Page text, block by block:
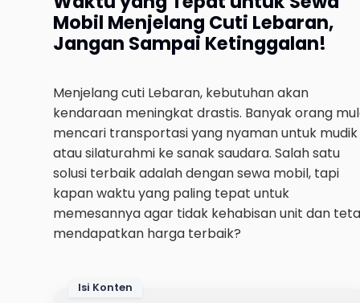
Mobil Menjelang Cuti Lebaran,
Jangan Sampai Ketinggalan!
Menjelang cuti Lebaran, kebutuhan akan
kendaraan meningkat drastis. Banyak orang
mencari transportasi yang nyaman untuk mudik
atau silaturahmi ke sanak saudara. Salah satu
solusi terbaik adalah dengan sewa mobil, tapi
kapan waktu yang paling tepat untuk
memesannya agar tidak kehabisan unit dan
mendapatkan harga terbaik?
Isi Konten